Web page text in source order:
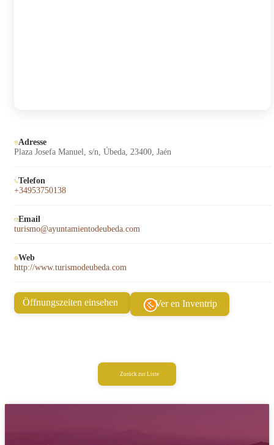
Adresse
Plaza Josefa Manuel, s/n, Úbeda, 23400, Jaén
Telefon
+34953750138
Email
turismo@ayuntamientodeubeda.com
Web
http://www.turismodeubeda.com
Öffnungszeiten einsehen Ver en Inventrip
Zurück zur Liste